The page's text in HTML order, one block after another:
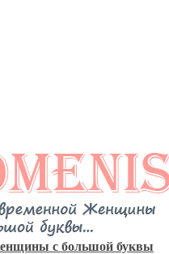
с большой буквы